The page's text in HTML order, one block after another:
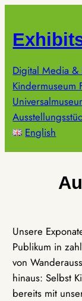
springen
Digital Media &
Kindermuseum
English
Unsere
Publikum in
von
hinaus: Selbst
bereits mit